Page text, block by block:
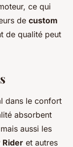
ce qui
de custom
de qualité peut
dans le confort
absorbent
aussi les
Rider et autres